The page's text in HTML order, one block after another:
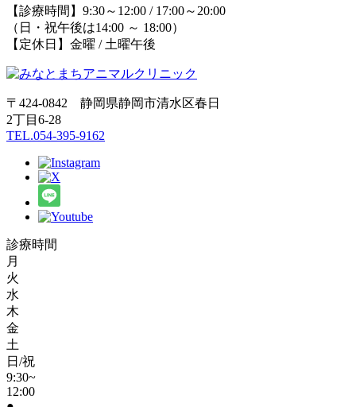
【診療時間】9:30～12:00 / 17:00～20:00
（日・祝午後は14:00 ～ 18:00）
【定休日】金曜 / 土曜午後
〒424-0842 静岡県静岡市清水区春日
2丁目6-28
TEL.054-395-9162
診療時間
月
火
水
木
金
土
日/祝
9:30~
12:00